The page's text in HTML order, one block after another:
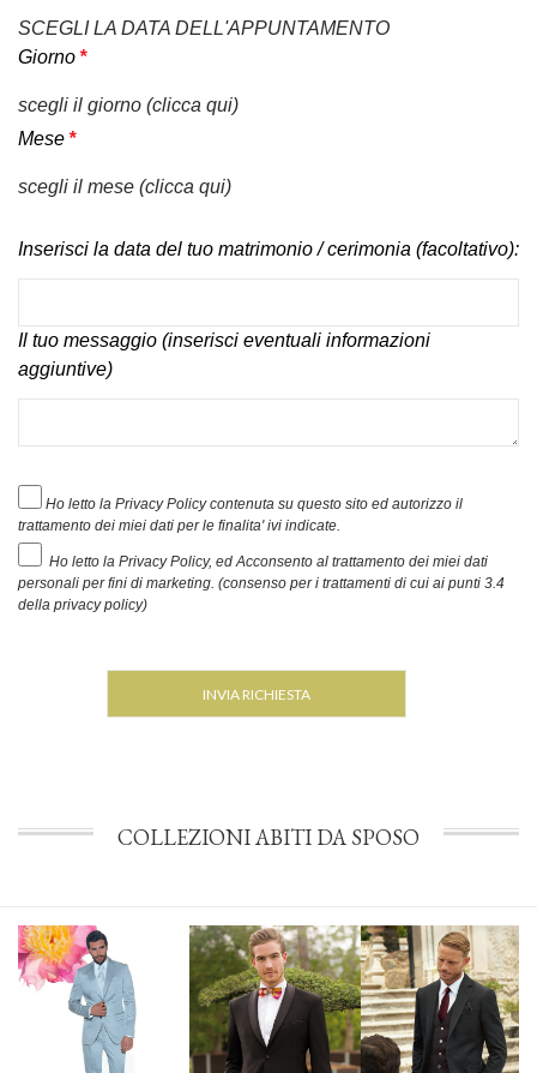
SCEGLI LA DATA DELL'APPUNTAMENTO
Giorno*
scegli il giorno (clicca qui)
Mese*
scegli il mese (clicca qui)
Inserisci la data del tuo matrimonio / cerimonia (facoltativo):
Il tuo messaggio (inserisci eventuali informazioni
aggiuntive)
Ho letto la Privacy Policy contenuta su questo sito ed autorizzo il
trattamento dei miei dati per le finalita' ivi indicate.
Ho letto la Privacy Policy, ed Acconsento al trattamento dei miei dati
personali per fini di marketing. (consenso per i trattamenti di cui ai punti 3.4
della privacy policy)
COLLEZIONI ABITI DA SPOSO